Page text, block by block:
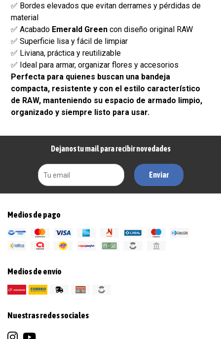
✅ Bordes elevados que evitan derrames y pérdidas de
material
✅ Acabado Emerald Green con diseño original RAW
✅ Superficie lisa y fácil de limpiar
✅ Liviana, práctica y reutilizable
✅ Ideal para armar, organizar flores y accesorios
Perfecta para quienes buscan una bandeja
compacta, resistente y con el estilo característico
de RAW, manteniendo su espacio de armado limpio,
organizado y siempre listo para usar.
Dejanos tu mail para recibir novedades
Enviar
Medios de pago
Medios de envío
Nuestras redes sociales